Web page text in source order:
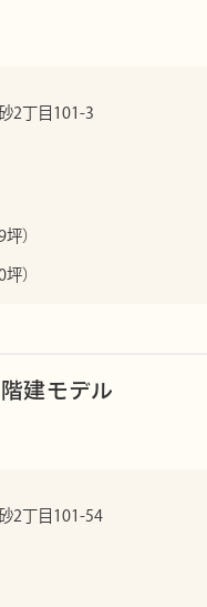
2丁目101-3
）
）
建モデル
2丁目101-54